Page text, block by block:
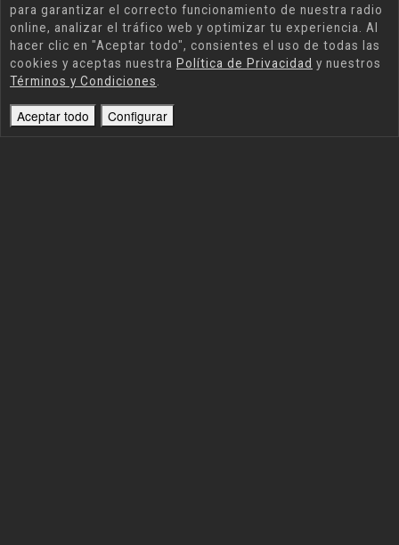
para garantizar el correcto funcionamiento de nuestra radio
online, analizar el tráfico web y optimizar tu experiencia. Al
hacer clic en "Aceptar todo", consientes el uso de todas las
cookies y aceptas nuestra Política de Privacidad y nuestros
Términos y Condiciones
Aceptar todo Configurar